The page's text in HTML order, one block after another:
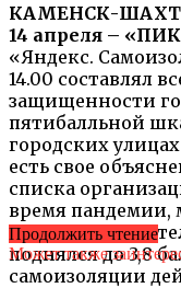
КАМЕНСК-
14 апреля –
«Яндекс.
14.00 составлял
защищенности
пятибалльной
городских
есть свое
списка
время пандемии,
К вечеру
поднялся до 3,8
самоизоляции
Продолжить чтение
Может также